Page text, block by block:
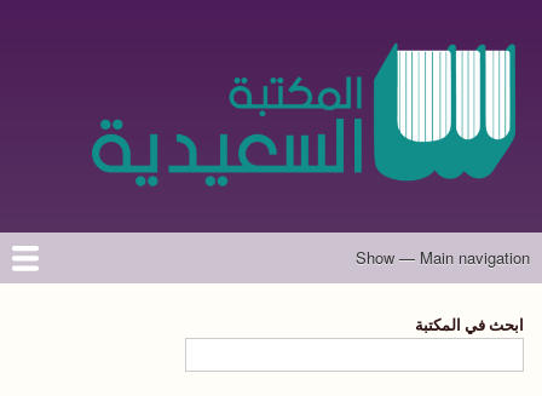
الرئيسي
Main
Show — Main navigation
الرئيسية
المؤلفون
تواصل معنا
حول الموقع
ابحث في المكتبة